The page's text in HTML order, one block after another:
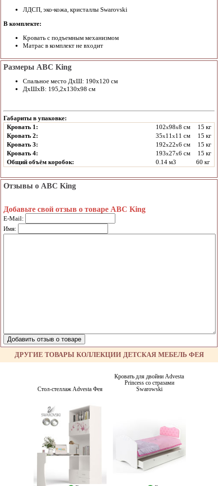
ЛДСП, эко-кожа, кристаллы Swarovski
В комплекте:
Кровать с подъемным механизмом
Матрас в комплект не входит
Размеры ABC King
Спальное место ДхШ: 190х120 см
ДхШхВ: 195,2х130х98 см
Габариты в упаковке:
Кровать 1:
102x98x8 см
15 кг
Кровать 2:
35x11x11 см
15 кг
Кровать 3:
192x22x6 см
15 кг
Кровать 4:
193x27x6 см
15 кг
Общий объём коробок:
0.14 м3 60 кг
Отзывы о ABC King
Добавьте свой отзыв о товаре ABC King
E-Mail:
Имя:
ДРУГИЕ ТОВАРЫ КОЛЛЕКЦИИ ДЕТСКАЯ МЕБЕЛЬ ФЕЯ
Стол-стеллаж Advesta Фея
Кровать для двойни Advesta
Princess со стразами
Swarowski